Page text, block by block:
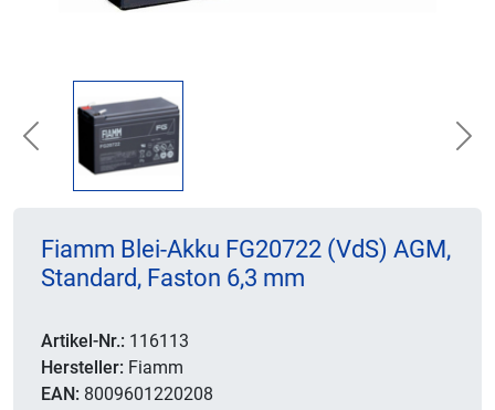
Previous
Fiamm Blei-Akku FG20722 (VdS) AGM,
Standard, Faston 6,3 mm
Artikel-Nr.: 116113
Hersteller: Fiamm
EAN: 8009601220208